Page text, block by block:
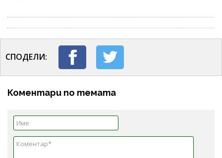
СПОДЕЛИ:
Коментари по темата